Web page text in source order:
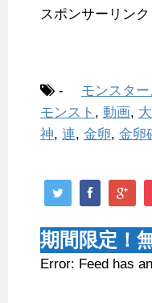
スポンサーリンク
- モンスタ
モンスト , 動画,
神, 連, 金卵, 金卵
期間限定！
Error: Feed has